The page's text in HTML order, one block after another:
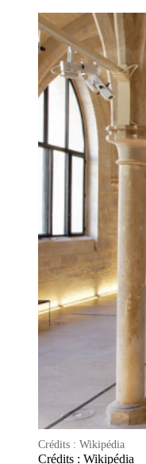
Crédits : Wikipédia
Crédits : Wikipédia